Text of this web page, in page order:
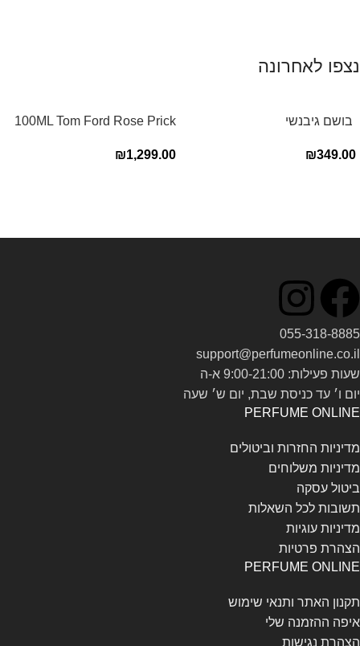
נצפו לאחרונה
‏ בושם גיבנשי
E.D.P 80ml ‏
₪349.00
100ML Tom Ford Rose Prick
₪1,299.00
055-318-8885
support@perfumeonline.co.il
שעות פעילות: 9:00-21:00 א-ה
יום ו׳ עד כניסת שבת, יום ש׳ שעה
PERFUME ONLINE
מדיניות החזרות וביטולים
מדיניות משלוחים
ביטול עסקה
תשובות לכל השאלות
מדיניות עוגיות
הצהרת פרטיות
PERFUME ONLINE
תקנון האתר ותנאי שימוש
איפה ההזמנה שלי
הצהרת נגישות